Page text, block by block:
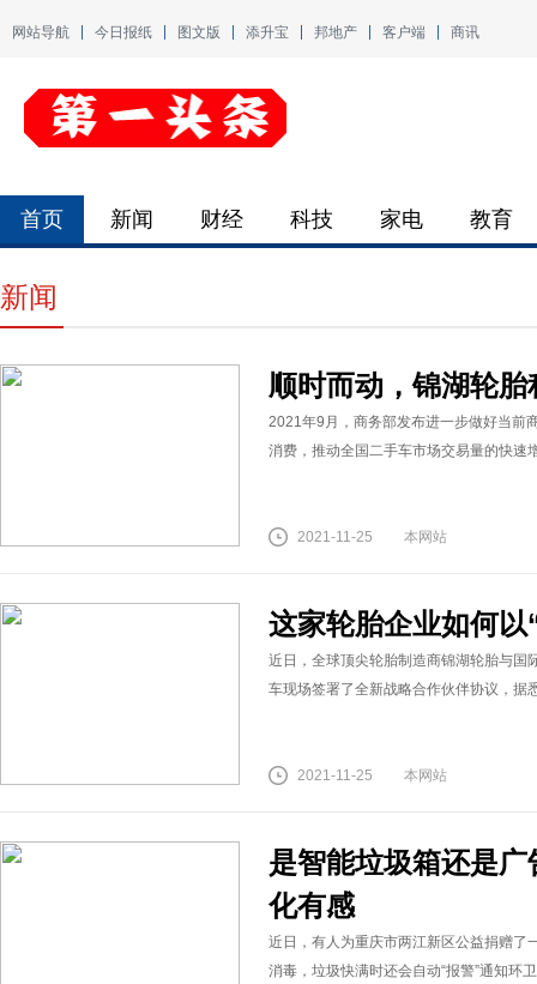
网站导航 今日报纸 图文版 添升宝 邦地产 客户端 商讯
首页 新闻 财经 科技 家电 教育
新闻
顺时而动，锦湖轮
2021年9月，商务部发布进一步做好当前
消费，推动全国二手车市场交易量的快速
2021-11-25 本网站
这家轮胎企业如何
近日，全球顶尖轮胎制造商锦湖轮胎与国
车现场签署了全新战略合作伙伴协议，据
2021-11-25 本网站
是智能垃圾箱还是
化有感
近日，有人为重庆市两江新区公益捐赠了
消毒，垃圾快满时还会自动“报警”通知环